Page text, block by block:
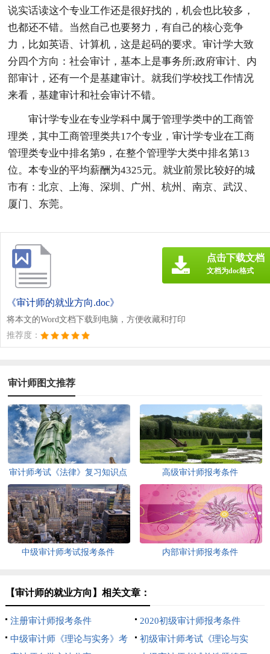
说实话读这个专业工作还是很好找的，机会也比较多，
也都还不错。当然自己也要努力，有自己的核心竞争
力，比如英语、计算机，这是起码的要求。审计学大致
分四个方向：社会审计，基本上是事务所;政府审计、内
部审计，还有一个是基建审计。就我们学校找工作情况
来看，基建审计和社会审计不错。
审计学专业在专业学科中属于管理学类中的工商管
理类，其中工商管理类共17个专业，审计学专业在工商
管理类专业中排名第9，在整个管理学大类中排名第13
位。本专业的平均薪酬为4325元。就业前景比较好的城
市有：北京、上海、深圳、广州、杭州、南京、武汉、
厦门、东莞。
《审计师的就业方向.doc》
将本文的Word文档下载到电脑，方便收藏和打印
推荐度：
点击下载文档
文档为doc格式
审计师图文推荐
审计师考试《法律》复习知识点 高级审计师报考条件
中级审计师考试报考条件 内部审计师报考条件
【审计师的就业方向】相关文章：
注册审计师报考条件
2020初级审计师报考条件
中级审计师《理论与实务》考
初级审计师考试《理论与实